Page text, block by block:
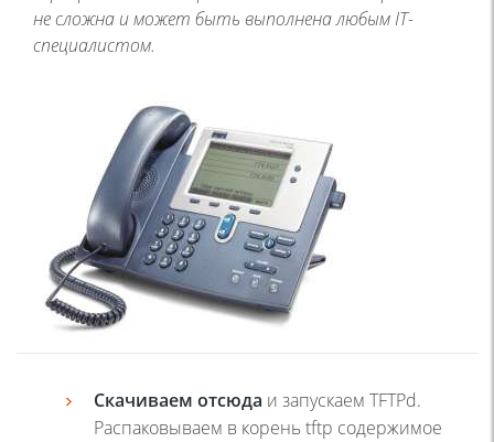
не сложна и может быть выполнена любым IT-
специалистом.
Скачиваем отсюда и запускаем TFTPd.
Распаковываем в корень tftp содержимое